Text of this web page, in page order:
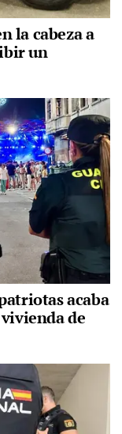
la cabeza a
un
acaba
de